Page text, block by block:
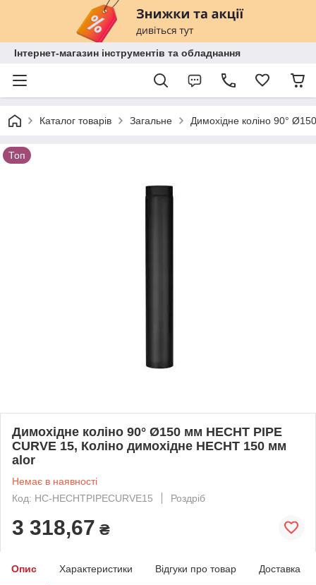
Інтернет-магазин інструментів та обладнання
Каталог товарів Загальне Димохідне коліно 90°
Топ
Димохідне коліно 90° Ø150 мм HECHT PIPE
CURVE 15, Коліно димохідне HECHT 150 мм
alor
Немає в наявності
Код: HC-HECHTPIPECURVE15
Роздріб
3 318,67 ₴
Опис Характеристики Відгуки про товар Доставка